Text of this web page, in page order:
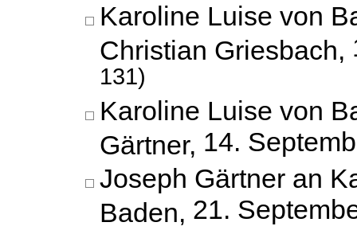
Karoline Luise von
Christian Griesbach,
131)
Karoline Luise von
Gärtner, 14.
Joseph Gärtner an
Baden, 21.